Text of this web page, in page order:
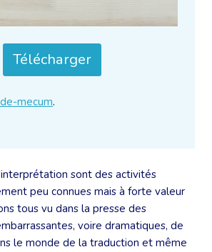
sont des activités
peu connues mais à forte valeur
tous vu dans la presse des
voire dramatiques, de
le monde de la traduction et même
Télécharger
mecum.